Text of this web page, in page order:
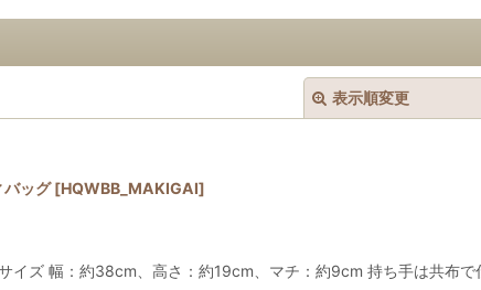
表示順変更
絞り込む
バッグ [HQWBB_MAKIGAI]
ズ 幅：約38cm、高さ：約19cm、マチ：約9cm 持ち手は共布で